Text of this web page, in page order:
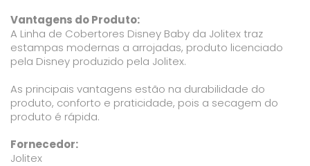
Vantagens do Produto:
A Linha de Cobertores Disney Baby da Jolitex traz
estampas modernas a arrojadas, produto licenciado
pela Disney produzido pela Jolitex.
As principais vantagens estão na durabilidade do
produto, conforto e praticidade, pois a secagem do
produto é rápida.
Fornecedor:
Jolitex